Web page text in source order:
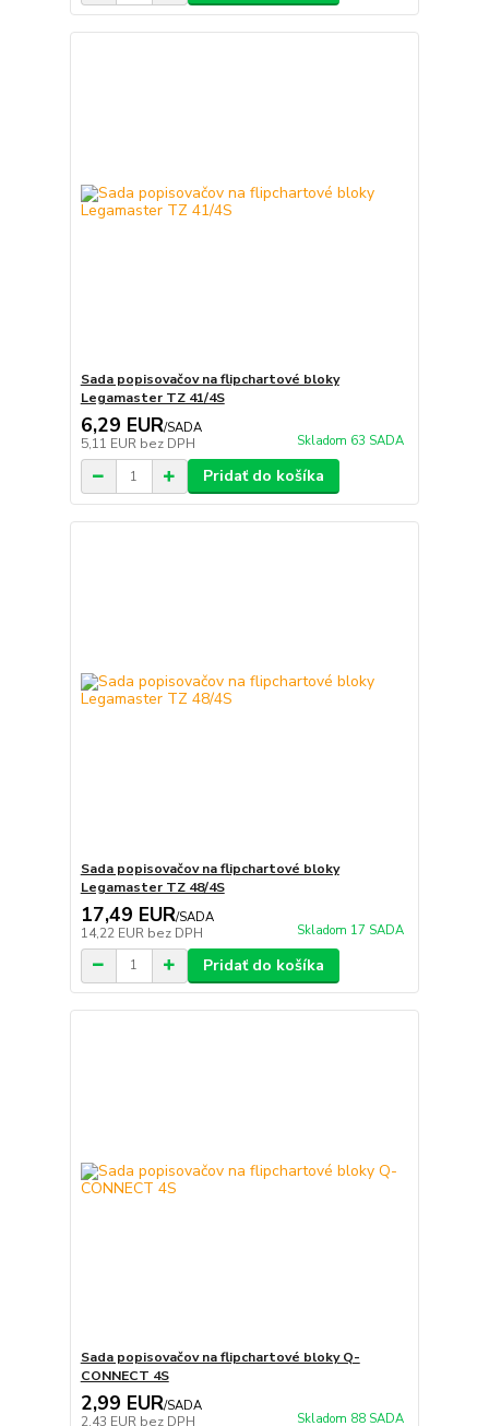
Sada popisovačov na flipchartové bloky
Legamaster TZ 41/4S
6,29 EUR/SADA
5,11 EUR bez DPH Skladom 63 SADA
Pridať do košíka
Sada popisovačov na flipchartové bloky
Legamaster TZ 48/4S
17,49 EUR/SADA
14,22 EUR bez DPH Skladom 17 SADA
Pridať do košíka
Sada popisovačov na flipchartové bloky Q-
CONNECT 4S
2,99 EUR/SADA
2,43 EUR bez DPH Skladom 88 SADA